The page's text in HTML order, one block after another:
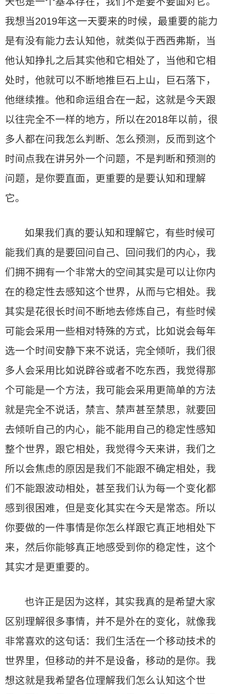
我想当2019年这一天要来的时候，最重要的能力
是有没有能力去认知他，就类似于西西弗斯，当
他认知挣扎之后其实他和它相处了，当他和它相
处时，他就可以不断地推巨石上山，巨石落下，
他继续推。他和命运组合在一起，这就是今天跟
以往完全不一样的地方，所以在2018年以前，很
多人都在问我怎么判断、怎么预测，反而到这个
时间点我在讲另外一个问题，不是判断和预测的
问题，是你要直面，更重要的是要认知和理解
它。
如果我们真的要认知和理解它，有些时候可
能我们真的是要回问自己、回问我们的内心，我
们拥不拥有一个非常大的空间其实是可以让你内
在的稳定性去感知这个世界，从而与它相处。我
其实是花很长时间不断地去修炼自己，有些时候
可能会采用一些相对特殊的方式，比如说会每年
选一个时间安静下来不说话，完全倾听，我们很
多人会采用比如说辟谷或者不吃东西，我觉得那
个可能是一个方法，我可能会采用更简单的方法
就是完全不说话，禁言、禁声甚至禁思，就要回
去倾听自己的内心，能不能用自己的稳定性感知
整个世界，跟它相处，我觉得今天来讲，我们之
所以会焦虑的原因是我们不能跟不确定相处，我
们不能跟波动相处，甚至我们认为每一个变化都
感到很困难，但是变化其实在今天是常态。所以
你要做的一件事情是你怎么样跟它真正地相处下
来，然后你能够真正地感受到你的稳定性，这个
其实才是更重要的。
也许正是因为这样，其实我真的是希望大家
区别理解很多事情，并不是外在的变化，就像我
非常喜欢的这句话：我们生活在一个移动技术的
世界里，但移动的并不是设备，移动的是你。我
想这就是我希望各位理解我们怎么认知这个世